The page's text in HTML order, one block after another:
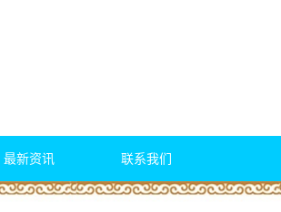
最新资讯 联系我们